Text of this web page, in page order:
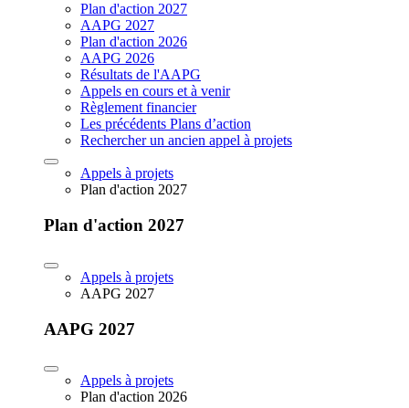
Plan d'action 2027
AAPG 2027
Plan d'action 2026
AAPG 2026
Résultats de l'AAPG
Appels en cours et à venir
Règlement financier
Les précédents Plans d’action
Rechercher un ancien appel à projets
Appels à projets
Plan d'action 2027
Plan d'action 2027
Appels à projets
AAPG 2027
AAPG 2027
Appels à projets
Plan d'action 2026